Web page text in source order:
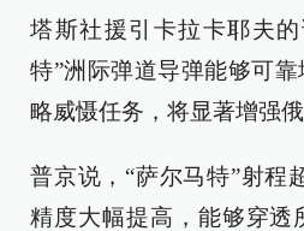
塔斯社援引卡拉卡耶夫
特”洲际弹道导弹能够可
略威慑任务，将显著增强俄
普京说，“萨尔马特”射程
精度大幅提高，能够穿透